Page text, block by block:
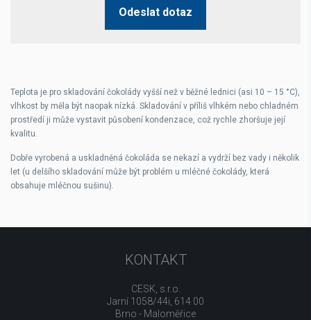
Odeslat dotaz
Teplota je pro skladování čokolády vyšší než v běžné lednici (asi 10 – 15 °C),
vlhkost by měla být naopak nízká. Skladování v příliš vlhkém nebo chladném
prostředí ji může vystavit působení kondenzace, což rychle zhoršuje její
kvalitu.
Dobře vyrobená a uskladněná čokoláda se nekazí a vydrží bez vady i několik
let (u delšího skladování může být problém u mléčné čokolády, která
obsahuje mléčnou sušinu).
KONTAKT
CESK, s.r.o.
Jarní 1058/44i, 614 00
Brno - Maloměřice